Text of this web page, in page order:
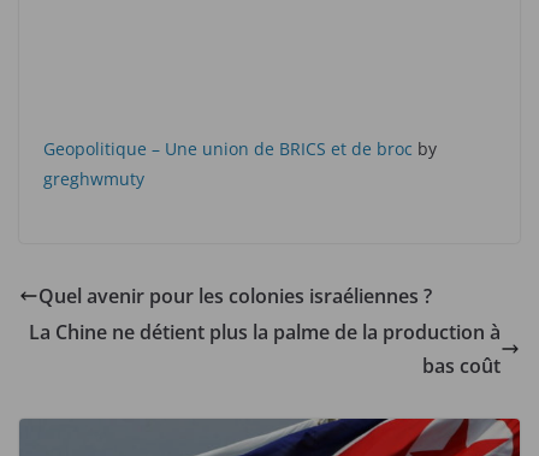
Geopolitique – Une union de BRICS et de broc by
greghwmuty
Quel avenir pour les colonies israéliennes ?
La Chine ne détient plus la palme de la production à
bas coût